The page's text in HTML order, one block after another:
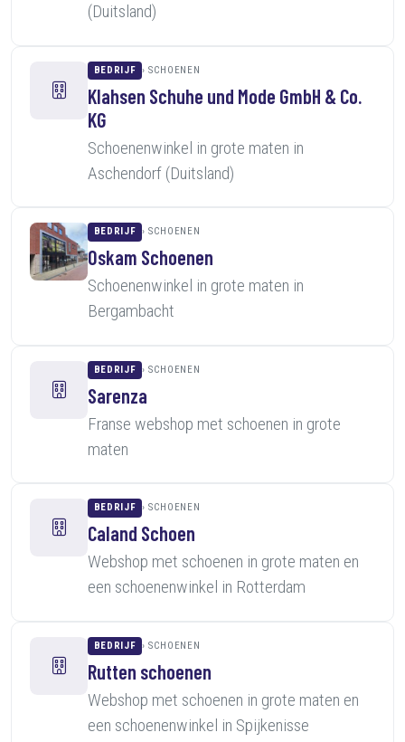
(Duitsland)
BEDRIJF SCHOENEN
Klahsen Schuhe und Mode GmbH & Co.
KG
Schoenenwinkel in grote maten in
Aschendorf (Duitsland)
BEDRIJF SCHOENEN
Oskam Schoenen
Schoenenwinkel in grote maten in
Bergambacht
BEDRIJF SCHOENEN
Sarenza
Franse webshop met schoenen in grote
maten
BEDRIJF SCHOENEN
Caland Schoen
Webshop met schoenen in grote maten en
een schoenenwinkel in Rotterdam
BEDRIJF SCHOENEN
Rutten schoenen
Webshop met schoenen in grote maten en
een schoenenwinkel in Spijkenisse